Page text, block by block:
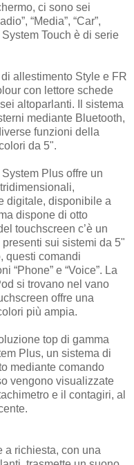
ci sono sei
“Media”, “Car”,
System Touch è di serie
allestimento Style e FR
con lettore schede
altoparlanti. Il sistema
mediante Bluetooth,
funzioni della
da 5".
Plus offre un
digitale, disponibile a
dispone di otto
touchscreen c’è un
sui sistemi da 5"
questi comandi
“Phone” e “Voice”. La
si trovano nel vano
offre una
più ampia.
top di gamma
Plus, un sistema di
mediante comando
vengono visualizzate
e il contagiri, al
a richiesta, con una